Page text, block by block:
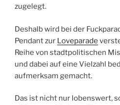
zugelegt.
Deshalb wird bei der
Pendant zur Loveparade
Reihe von stadtpolitischen
und dabei auf eine Vielzahl
aufmerksam gemacht.
Das ist nicht nur lobenswert,